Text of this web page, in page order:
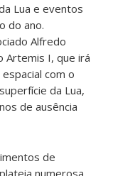
Lua e eventos
do ano.
Alfredo
Artemis I, que irá
com o
da Lua,
de ausência
de
numerosa